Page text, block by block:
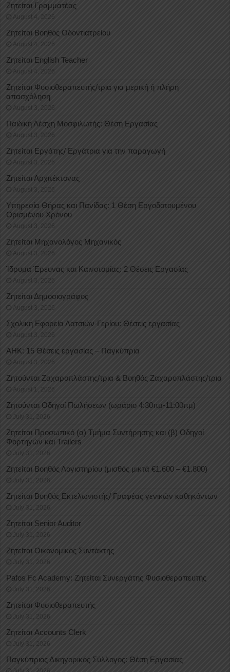
Ζητείται Γραμματέας
August 4, 2026
Ζητείται Βοηθός Οδοντιατρείου
August 4, 2026
Ζητείται English Teacher
August 4, 2026
Ζητείται Φυσιοθεραπευτής/τρια για μερική ή πλήρη
απασχόληση
August 3, 2026
Παιδική Λέσχη Μοσφιλωτής: Θέση Εργασίας
August 3, 2026
Ζητείται Εργάτης/ Εργάτρια για την παραγωγή
August 3, 2026
Ζητείται Αρχιτέκτονας
August 3, 2026
Υπηρεσία Θήρας και Πανίδας: 1 Θέση Eργοδοτουμένου
Oρισμένου Xρόνου
August 3, 2026
Ζητείται Μηχανολόγος Μηχανικός
August 3, 2026
Ίδρυμα Έρευνας και Καινοτομίας: 2 Θέσεις Εργασίας
August 3, 2026
Ζητείται Δημοσιογράφος
August 3, 2026
Σχολική Εφορεία Λατσιών-Γερίου: Θέσεις εργασίας
August 3, 2026
ΑΗΚ: 15 Θέσεις εργασίας – Παγκύπρια
August 3, 2026
Ζητούνται Ζαχαροπλάστης/τρια & Βοηθός Ζαχαροπλάστης/τρια
August 1, 2026
Ζητούνται Οδηγοί Πωλήσεων (ωράριο 4:30πμ-11:00πμ)
July 31, 2026
Ζητείται Προσωπικό (α) Τμήμα Συντήρησης και (β) Οδηγοί
Φορτηγών και Trailers
July 31, 2026
Ζητείται Βοηθός Λογιστηρίου (μισθός μικτά €1.600 – €1.800)
July 31, 2026
Ζητείται Βοηθός Εκτελωνιστής/ Γραφέας γενικών καθηκόντων
July 31, 2026
Ζητείται Senior Auditor
July 31, 2026
Ζητείται Οικονομικός Συντάκτης
July 31, 2026
Pafos Fc Academy: Ζητείται Συνεργάτης Φυσιοθεραπευτής
July 31, 2026
Ζητείται Φυσιοθεραπευτής
July 31, 2026
Ζητείται Accounts Clerk
July 31, 2026
Παγκύπριος Δικηγορικός Σύλλογος: Θέση Εργασίας